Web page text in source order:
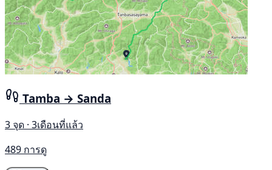
Tamba → Sanda
3 จุด · 3เดือนที่แล้ว
489 การดู